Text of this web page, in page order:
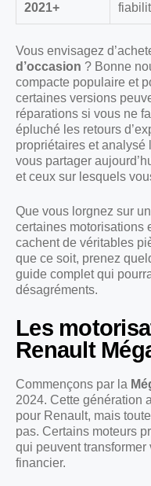
2021+
Vous envisagez
d’occasion ? Bonne
compacte populaire et
certaines versions
réparations si vous ne
épluché les retours
propriétaires et
vous partager
et ceux sur lesquels
Que vous lorgnez sur
certaines motorisations
cachent de véritables
que ce soit, prenez
guide complet qui
désagréments.
Les
Renault
Commençons par la
2024. Cette génération
pour Renault, mais
pas. Certains moteurs
qui peuvent
financier.